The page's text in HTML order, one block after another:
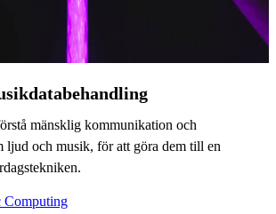
mänsklig kommunikation och
ljud och musik, för att göra dem till en
Computing